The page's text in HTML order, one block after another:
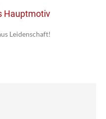
Hauptmotiv
Leidenschaft!